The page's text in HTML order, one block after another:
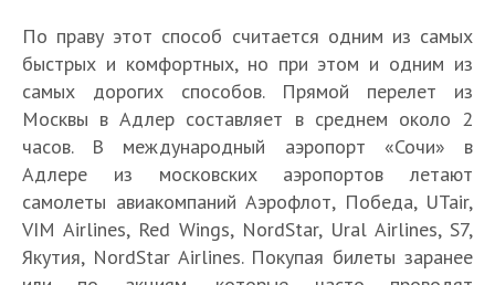
По праву этот способ считается одним из самых
быстрых и комфортных, но при этом и одним из
самых дорогих способов. Прямой перелет из
Москвы в Адлер составляет в среднем около 2
часов. В международный аэропорт «Сочи» в
Адлере из московских аэропортов летают
самолеты авиакомпаний Аэрофлот, Победа, UTair,
VIM Airlines, Red Wings, NordStar, Ural Airlines, S7,
Якутия, NordStar Airlines. Покупая билеты заранее